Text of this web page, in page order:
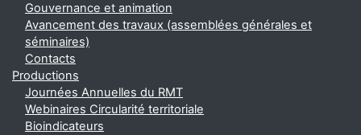
Gouvernance et animation
Avancement des travaux (assemblées générales et
séminaires)
Contacts
Productions
Journées Annuelles du RMT
Webinaires Circularité territoriale
Bioindicateurs